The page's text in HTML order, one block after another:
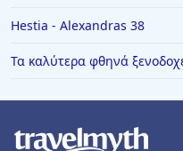
Hestia - Alexandras 38
Τα καλύτερα φθηνά